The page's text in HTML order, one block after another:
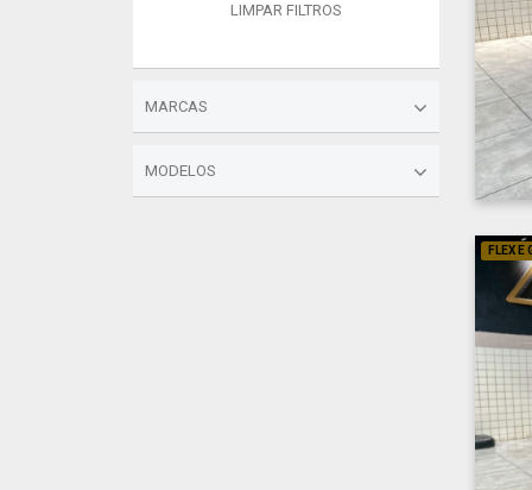
LIMPAR FILTROS
MARCAS
MODELOS
FLEX E